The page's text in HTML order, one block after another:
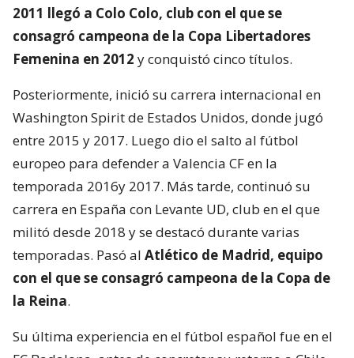
2011 llegó a Colo Colo, club con el que se
consagró campeona de la Copa Libertadores
Femenina en 2012 y conquistó cinco títulos.
Posteriormente, inició su carrera internacional en
Washington Spirit de Estados Unidos, donde jugó
entre 2015 y 2017. Luego dio el salto al fútbol
europeo para defender a Valencia CF en la
temporada 2016y 2017. Más tarde, continuó su
carrera en España con Levante UD, club en el que
militó desde 2018 y se destacó durante varias
temporadas. Pasó al Atlético de Madrid, equipo
con el que se consagró campeona de la Copa de
la Reina.
Su última experiencia en el fútbol español fue en el